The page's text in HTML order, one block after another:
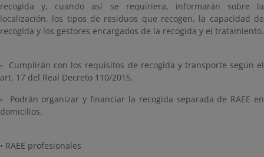
recogida y, cuando así se requiriera, informarán sobre la
localización, los tipos de residuos que recogen, la capacidad de
recogida y los gestores encargados de la recogida y el tratamiento.
-
Cumplirán con los requisitos de recogida y transporte según el
art. 17 del Real Decreto 110/2015.
- Podrán organizar y financiar la recogida separada de RAEE en
domicilios.
• RAEE profesionales